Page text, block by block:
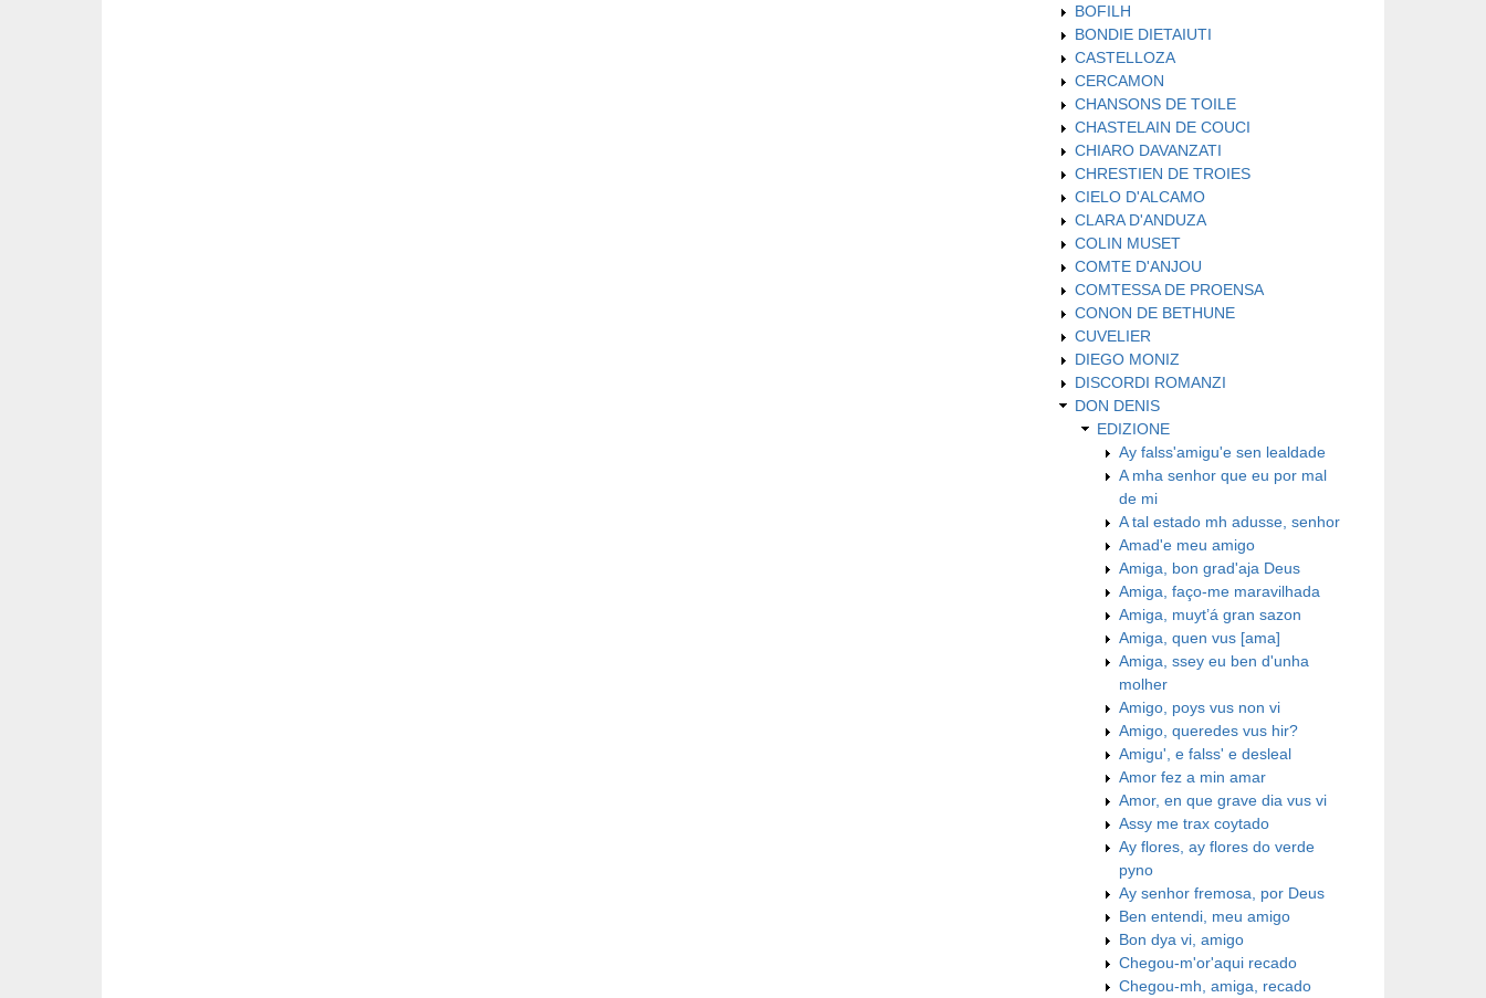
BOFILH
BONDIE DIETAIUTI
CASTELLOZA
CERCAMON
CHANSONS DE TOILE
CHASTELAIN DE COUCI
CHIARO DAVANZATI
CHRESTIEN DE TROIES
CIELO D'ALCAMO
CLARA D'ANDUZA
COLIN MUSET
COMTE D'ANJOU
COMTESSA DE PROENSA
CONON DE BETHUNE
CUVELIER
DIEGO MONIZ
DISCORDI ROMANZI
DON DENIS
EDIZIONE
Ay falss'amigu'e sen lealdade
A mha senhor que eu por mal
de mi
A tal estado mh adusse, senhor
Amad'e meu amigo
Amiga, bon grad'aja Deus
Amiga, faço-me maravilhada
Amiga, muyt’á gran sazon
Amiga, quen vus [ama]
Amiga, ssey eu ben d'unha
molher
Amigo, poys vus non vi
Amigo, queredes vus hir?
Amigu', e falss' e desleal
Amor fez a min amar
Amor, en que grave dia vus vi
Assy me trax coytado
Ay flores, ay flores do verde
pyno
Ay senhor fremosa, por Deus
Ben entendi, meu amigo
Bon dya vi, amigo
Chegou-m'or'aqui recado
Chegou-mh, amiga, recado